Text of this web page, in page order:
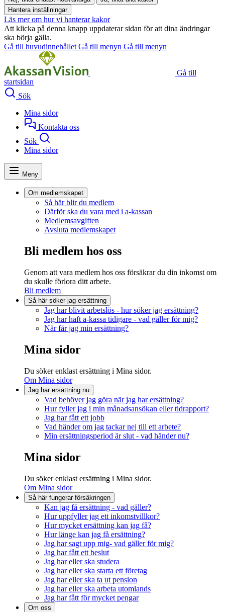
Hantera inställningar
Läs mer om hur vi hanterar kakor
Att klicka på denna knapp uppdaterar sidan för att dina ändringar
ska börja gälla.
Gå till huvudinnehålletGå till menyn Gå till menyn
Gå till
startsidan
Sök
Mina sidor
Kontakta oss
Sök
Mina sidor
Meny
Om medlemskapet
Så här blir du medlem
Därför ska du vara med i a-kassan
Medlemsavgiften
Avsluta medlemskapet
Bli medlem hos oss
Genom att vara medlem hos oss försäkrar du din inkomst om
du skulle förlora ditt arbete.
Bli medlem
Så här söker jag ersättning
Jag har blivit arbetslös - hur söker jag ersättning?
Jag har haft a-kassa tidigare - vad gäller för mig?
När får jag min ersättning?
Mina sidor
Du söker enklast ersättning i Mina sidor.
Om Mina sidor
Jag har ersättning nu
Vad behöver jag göra när jag har ersättning?
Hur fyller jag i min månadsansökan eller tidrapport?
Jag har fått ett jobb
Vad händer om jag tackar nej till ett arbete?
Min ersättningsperiod är slut - vad händer nu?
Mina sidor
Du söker enklast ersättning i Mina sidor.
Om Mina sidor
Så här fungerar försäkringen
Kan jag få ersättning - vad gäller?
Hur uppfyller jag ett inkomstvillkor?
Hur mycket ersättning kan jag få?
Hur länge kan jag få ersättning?
Jag har sagt upp mig- vad gäller för mig?
Jag har fått ett beslut
Jag har eller ska studera
Jag har eller ska starta ett företag
Jag har eller ska ta ut pension
Jag har eller ska arbeta utomlands
Jag har fått för mycket pengar
Om oss